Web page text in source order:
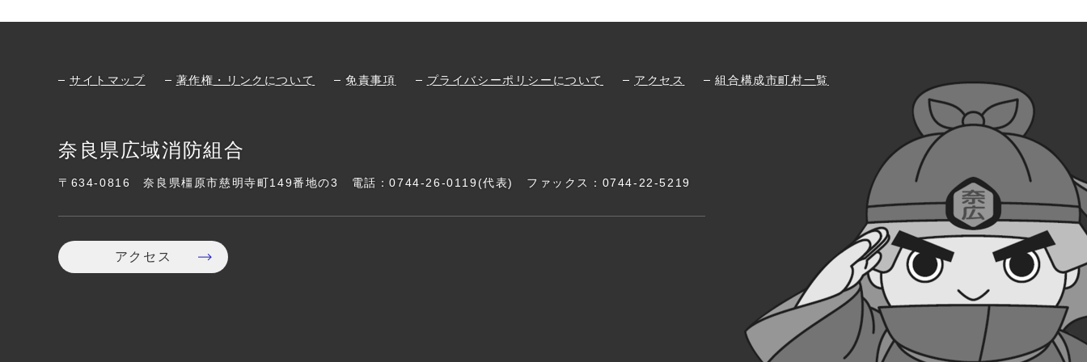
サイトマップ 著作権・リンクについて 免責事項 プライバシーポリシーについて アクセス 組合構成市町村一覧
奈良県広域消防組合
〒634-0816 奈良県橿原市慈明寺町149番地の3 電話：0744-26-0119 (代表) ファックス：0744-22-5219
アクセス